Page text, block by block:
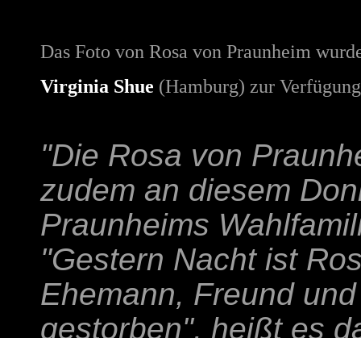
Das Foto von Rosa von Praunheim
Virginia Shue (Hamburg) zur
"Die Rosa von
zudem an diesem
Praunheims
"Gestern Nacht ist
Ehemann, Freund
gestorben", heißt es